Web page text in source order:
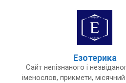
Езотерика
Сайт непізнаного і
іменослов, прикмети,